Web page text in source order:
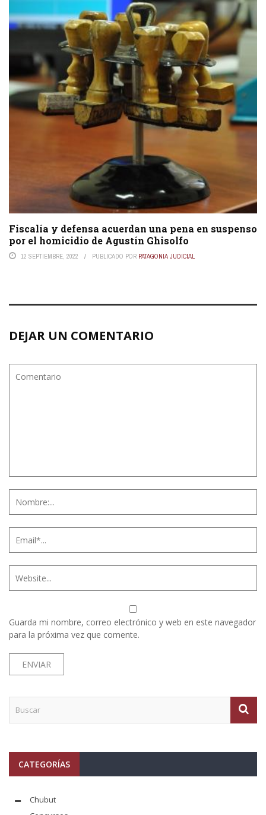
Fiscalía y defensa acuerdan una pena en suspenso
por el homicidio de Agustín Ghisolfo
12 SEPTIEMBRE, 2022 PUBLICADO POR PATAGONIA JUDICIAL
DEJAR UN COMENTARIO
Guarda mi nombre, correo electrónico y web en este navegador
para la próxima vez que comente.
CATEGORÍAS
Chubut